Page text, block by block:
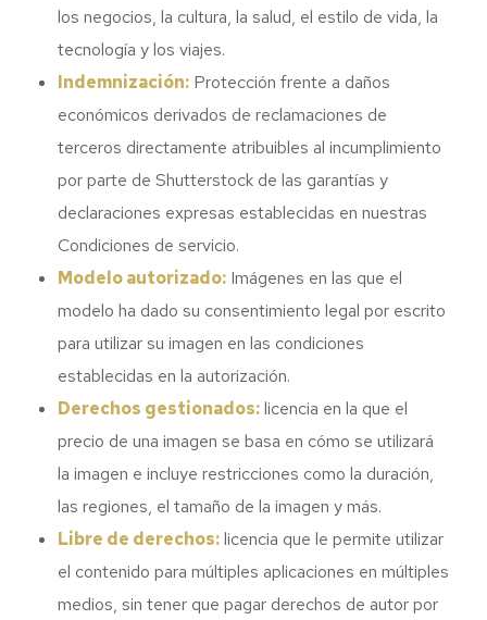
los negocios, la cultura, la salud, el estilo de vida, la
tecnología y los viajes.
Indemnización: Protección frente a daños
económicos derivados de reclamaciones de
terceros directamente atribuibles al incumplimiento
por parte de Shutterstock de las garantías y
declaraciones expresas establecidas en nuestras
Condiciones de servicio.
Modelo autorizado: Imágenes en las que el
modelo ha dado su consentimiento legal por escrito
para utilizar su imagen en las condiciones
establecidas en la autorización.
Derechos gestionados:licencia en la que el
precio de una imagen se basa en cómo se utilizará
la imagen e incluye restricciones como la duración,
las regiones, el tamaño de la imagen y más.
Libre de derechos:licencia que le permite utilizar
el contenido para múltiples aplicaciones en múltiples
medios, sin tener que pagar derechos de autor por